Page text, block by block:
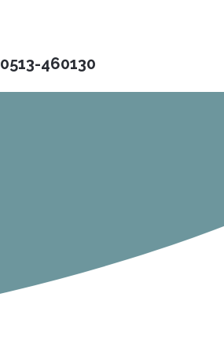
0513-460130